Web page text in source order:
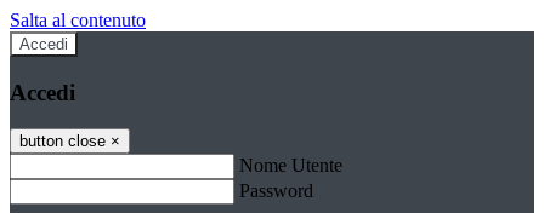
Salta al contenuto
Accedi
Accedi
button close ×
Nome Utente
Password